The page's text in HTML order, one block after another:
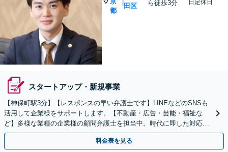
都
|
田区
ら徒歩3分
日定休日
スタートアップ・新規事業
【神保町駅3分】【レスポンスの早い弁護士です】LINEなどのSNSも
活用して企業様をサポートします。【不動産・広告・芸能・福祉な
ど】多様な業種の企業様の顧問弁護士を担当中。時代に即した対応が
できます。【個人事業主様も相談可能】
料金表を見る